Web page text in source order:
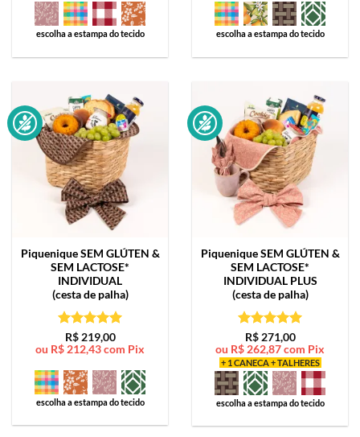
escolha a estampa do tecido escolha a estampa do tecido
Piquenique SEM GLÚTEN &
SEM LACTOSE*
INDIVIDUAL
(cesta de palha)
Avaliação5
de 5
R$219,00
ou R$ 212,43com Pix
escolha a estampa do tecido
Piquenique SEM GLÚTEN &
SEM LACTOSE*
INDIVIDUAL PLUS
(cesta de palha)
Avaliação5
de 5
R$271,00
ou R$ 262,87com Pix
+ 1 CANECA + TALHERES
escolha a estampa do tecido